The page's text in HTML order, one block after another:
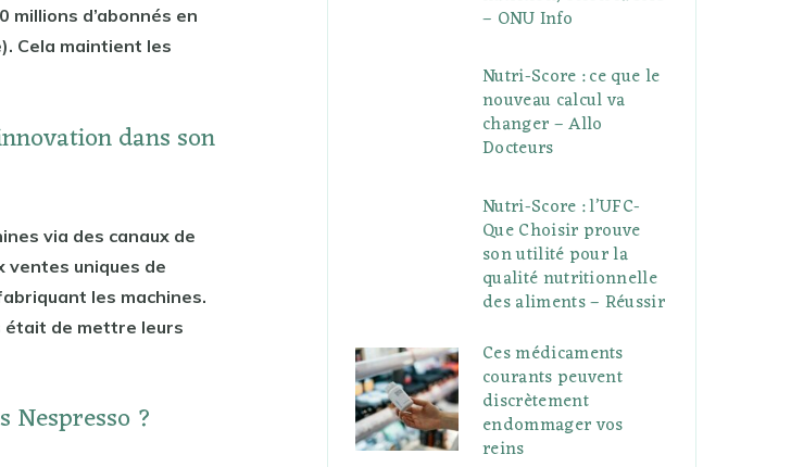
d’abonnés en
Cela maintient les
dans son
via des canaux de
ventes uniques de
les machines.
était de mettre leurs
Nespresso ?
– ONU Info
Nutri-Score : ce que le
nouveau calcul va
changer – Allo
Docteurs
Nutri-Score : l’UFC-
Que Choisir prouve
son utilité pour la
qualité nutritionnelle
des aliments – Réussir
Ces médicaments
courants peuvent
discrètement
endommager vos
reins